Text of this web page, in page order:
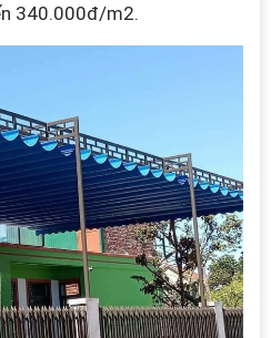
340.000đ/m2.